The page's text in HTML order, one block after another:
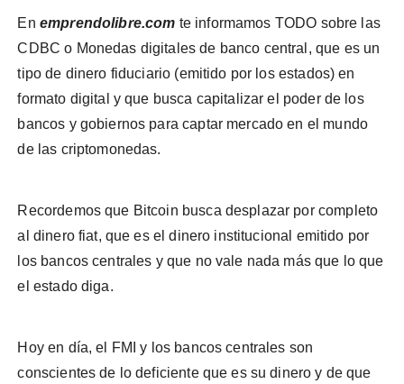
En emprendolibre.com te informamos TODO sobre las
CDBC o Monedas digitales de banco central, que es un
tipo de dinero fiduciario (emitido por los estados) en
formato digital y que busca capitalizar el poder de los
bancos y gobiernos para captar mercado en el mundo
de las criptomonedas.
Recordemos que Bitcoin busca desplazar por completo
al dinero fiat, que es el dinero institucional emitido por
los bancos centrales y que no vale nada más que lo que
el estado diga.
Hoy en día, el FMI y los bancos centrales son
conscientes de lo deficiente que es su dinero y de que